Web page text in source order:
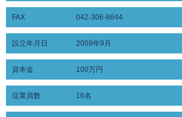
FAX 042-306-8644
設立年月日 2009年9月
資本金 100万円
従業員数 16名